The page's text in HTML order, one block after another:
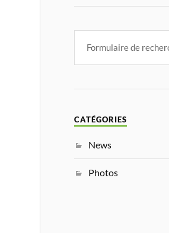
CATÉGORIES
News
Photos